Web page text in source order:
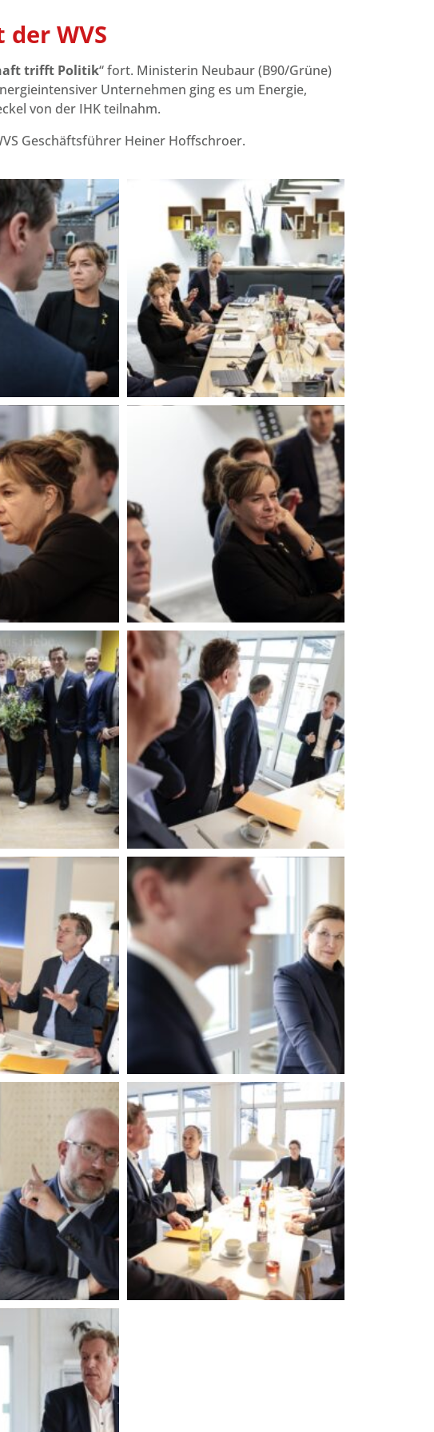
WVS
trifft Politik“ fort. Ministerin Neubaur (B90/Grüne)
Unternehmen ging es um Energie,
von der IHK teilnahm.
Geschäftsführer Heiner Hoffschroer.